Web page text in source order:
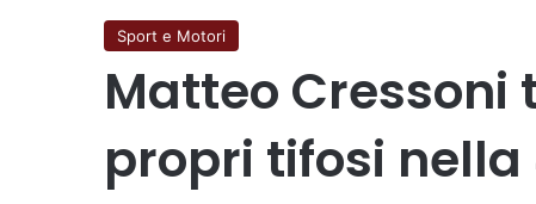
Sport e Motori
Matteo
propri tifosi nella